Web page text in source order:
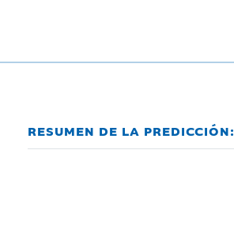
RESUMEN DE LA PREDICCIÓN: